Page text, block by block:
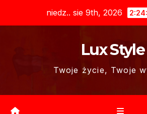
niedz.. sie 9th, 2026
Lux Style
Twoje życie, Twoje